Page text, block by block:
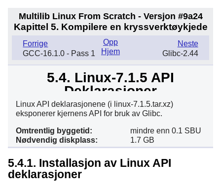
Multilib Linux From Scratch - Versjon #9a24
Kapittel 5. Kompilere en kryssverktøykjede
Forrige
GCC-16.1.0 - Pass 1
Neste
Glibc-2.44
Opp
Hjem
5.4. Linux-7.1.5 API
Deklarasjoner
Linux API deklarasjonene (i linux-7.1.5.tar.xz)
eksponerer kjernens API for bruk av Glibc.
Omtrentlig byggetid:
mindre enn 0.1 SBU
Nødvendig diskplass:
1.7 GB
5.4.1. Installasjon av Linux API
deklarasjoner